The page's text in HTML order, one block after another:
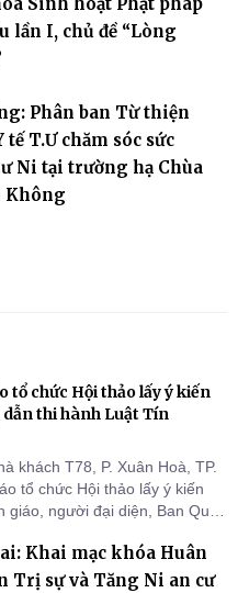
lần I, chủ đề “Lòng
Phân ban Từ thiện
tế T.Ư chăm sóc sức
Ni tại trường hạ Chùa
Không
tổ chức Hội thảo lấy ý kiến
thi hành Luật Tín
khách T78, P. Xuân Hoà, TP.
tổ chức Hội thảo lấy ý kiến
người đại diện, Ban Quản
định quy định chi tiết một số
Khai mạc khóa Huân
Trị sự và Tăng Ni an cư